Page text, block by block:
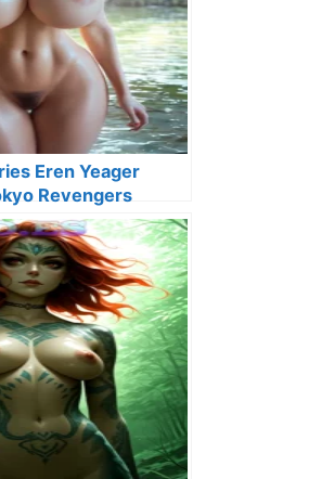
Eren Yeager
Revengers